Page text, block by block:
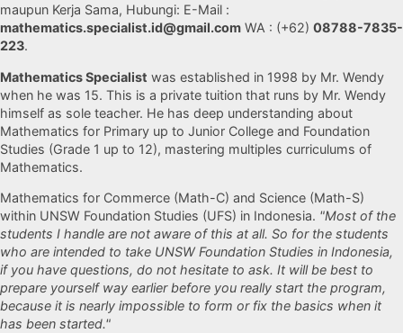
maupun Kerja Sama, Hubungi: E-Mail :
mathematics.specialist.id@gmail.com WA : (+62) 08788-7835-
223.
Mathematics Specialist was established in 1998 by Mr. Wendy
when he was 15. This is a private tuition that runs by Mr. Wendy
himself as sole teacher. He has deep understanding about
Mathematics for Primary up to Junior College and Foundation
Studies (Grade 1 up to 12), mastering multiples curriculums of
Mathematics.
Mathematics for Commerce (Math-C) and Science (Math-S)
within UNSW Foundation Studies (UFS) in Indonesia. "Most of the
students I handle are not aware of this at all. So for the students
who are intended to take UNSW Foundation Studies in Indonesia,
if you have questions, do not hesitate to ask. It will be best to
prepare yourself way earlier before you really start the program,
because it is nearly impossible to form or fix the basics when it
has been started."